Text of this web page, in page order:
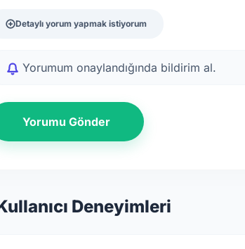
Detaylı yorum yapmak istiyorum
Yorumum onaylandığında bildirim al.
Yorumu Gönder
Deneyimleri